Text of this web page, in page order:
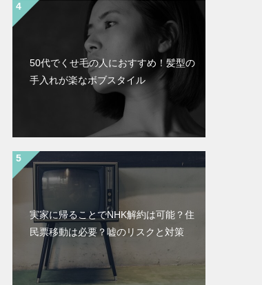
50代でくせ毛の人におすすめ！髪型の
手入れが楽なボブスタイル
実家に帰ることでNHK解約は可能？住
民票移動は必要？嘘のリスクと対策